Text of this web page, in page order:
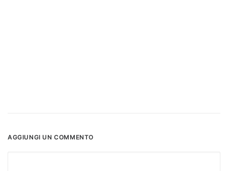
AGGIUNGI UN COMMENTO